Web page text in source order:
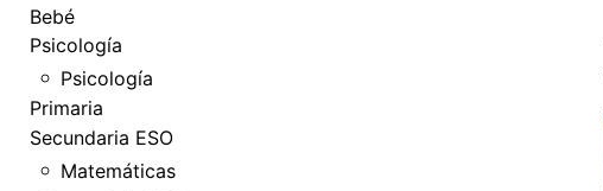
Bebé
Psicología
Psicología
Primaria
Secundaria ESO
Matemáticas